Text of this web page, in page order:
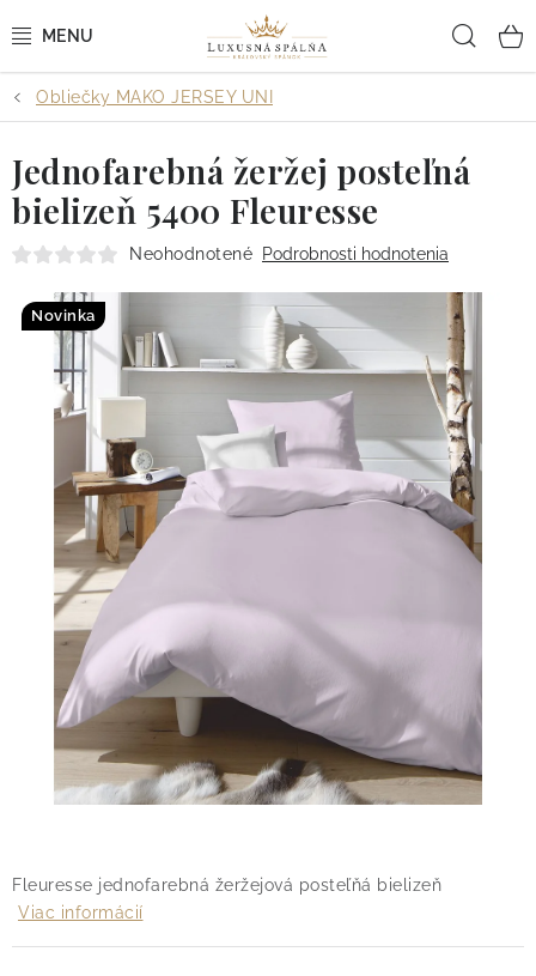
na
POSTEĽNÉ OBLIEČKY
POSTEĽNÉ PLACHTY
PREHOZY A PAPLÓNY
VANKÚŠE A OBLIEČKY
BYTOVÝ TEXTIL
KÚPEĽŇA + WELLNESS
DIZAJNÉRI
O nás Blog
Obchodné podmienky
Podmienky ochrany osobných údajov
Reklamačný poriadok
Vrátenie tovaru
Obliečky MAKO JERSEY UNI
Fleuresse jednofarebná žeržejová posteľňá bielizeň
Viac informácií
Jednofarebná žeržej posteľná
bielizeň 5400 Fleuresse
Neohodnotené Podrobnosti hodnotenia
Novinka